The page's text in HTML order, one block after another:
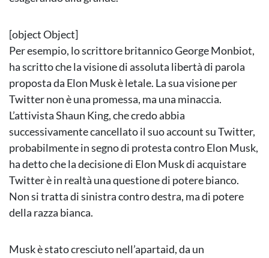
[object Object]
Per esempio, lo scrittore britannico George Monbiot,
ha scritto che la visione di assoluta libertà di parola
proposta da Elon Musk è letale. La sua visione per
Twitter non è una promessa, ma una minaccia.
L’attivista Shaun King, che credo abbia
successivamente cancellato il suo account su Twitter,
probabilmente in segno di protesta contro Elon Musk,
ha detto che la decisione di Elon Musk di acquistare
Twitter è in realtà una questione di potere bianco.
Non si tratta di sinistra contro destra, ma di potere
della razza bianca.
Musk è stato cresciuto nell’apartaid, da un